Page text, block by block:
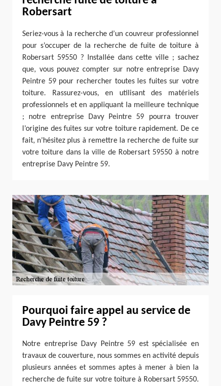
Robersart
Seriez-vous à la recherche d’un couvreur professionnel
pour s’occuper de la recherche de fuite de toiture à
Robersart 59550 ? Installée dans cette ville ; sachez
que, vous pouvez compter sur notre entreprise Davy
Peintre 59 pour rechercher toutes les fuites sur votre
toiture. Rassurez-vous, en utilisant des matériels
professionnels et en appliquant la meilleure technique
; notre entreprise Davy Peintre 59 pourra trouver
l’origine des fuites sur votre toiture rapidement. De ce
fait, n’hésitez plus à remettre la recherche de fuite sur
votre toiture dans la ville de Robersart 59550 à notre
entreprise Davy Peintre 59.
Pourquoi faire appel au service de
Davy Peintre 59 ?
Notre entreprise Davy Peintre 59 est spécialisée en
travaux de couverture, nous sommes en activité depuis
plusieurs années et sommes aptes à mener à bien la
recherche de fuite sur votre toiture à Robersart 59550.